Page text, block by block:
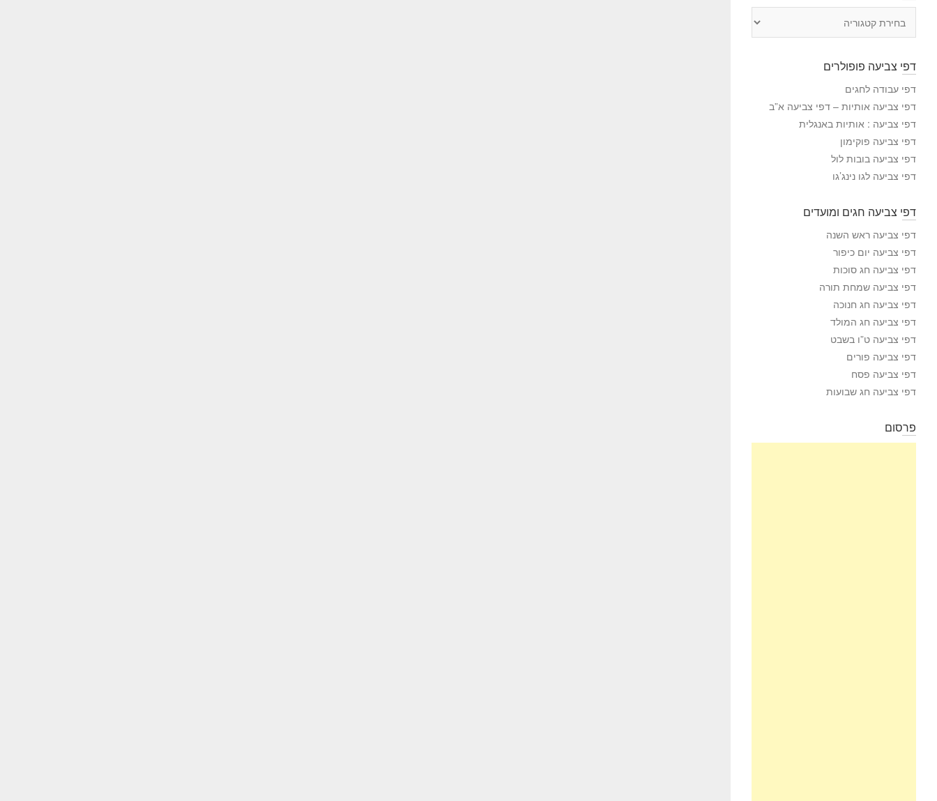
י
ה
צ
י
ע
ה
דפי צביעה פופולרים
דפי עבודה לחגים
דפי צביעה אותיות – דפי צביעה א”ב
דפי צביעה : אותיות באנגלית
דפי צביעה פוקימון
דפי צביעה בובות לול
דפי צביעה לגו נינג’גו
דפי צביעה חגים ומועדים
דפי צביעה ראש השנה
דפי צביעה יום כיפור
דפי צביעה חג סוכות
דפי צביעה שמחת תורה
דפי צביעה חג חנוכה
דפי צביעה חג המולד
דפי צביעה ט”ו בשבט
דפי צביעה פורים
דפי צביעה פסח
דפי צביעה חג שבועות
פרסום